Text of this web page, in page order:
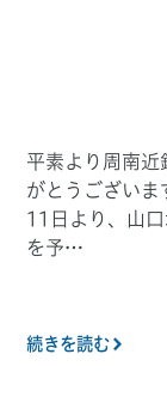
平素より周南近
がとうござい
11日より、山
を予…
続きを読む